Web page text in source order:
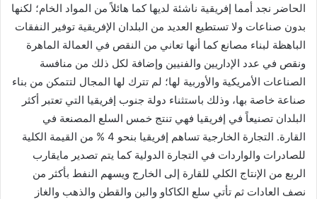
الحاضر نجد أمما إفريقية ناشئة لديها كما هائلاً من المواد الخام؛ لكنها
بدون صناعات ولا تستطيع العديد من البلدان الإفريقية توفير النفقات
الباهظة لبناء مصانع كما أنها تعاني من النقص في العمالة الماهرة
ونقص في عدد الإداريين والفنيين وإضافة لكل ذلك من منافسة
الصناعات الأمريكية والأوربية لها؛ لم تترك لها المجال لتتمكن من بناء
صناعة خاصة بها، وذلك باستثناء دولة جنوب إفريقيا التي تعتبر أكثر
البلدان تصنيعاً في إفريقيا فهي تنتج خمس السلع المصنعة في
القارة. التجارة الخارجية تساهم إفريقيا بنحو 4 % من القيمة الكلية
للصادرات والواردات في التجارة الدولية كما يتم تصدير مايقارب
الربع من الإنتاج الكلي للقارة إلى الخارج ويسهم النفط بأكثر من
نصف العادات ثم تأتي سلع الكاكاو والبن والقطن والذهب والغاز